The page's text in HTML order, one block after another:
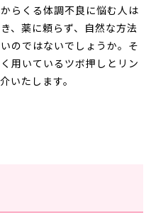
らくる体調不良に悩む人は
、薬に頼らず、自然な方法
のではないでしょうか。そ
用いているツボ押しとリン
いたします。